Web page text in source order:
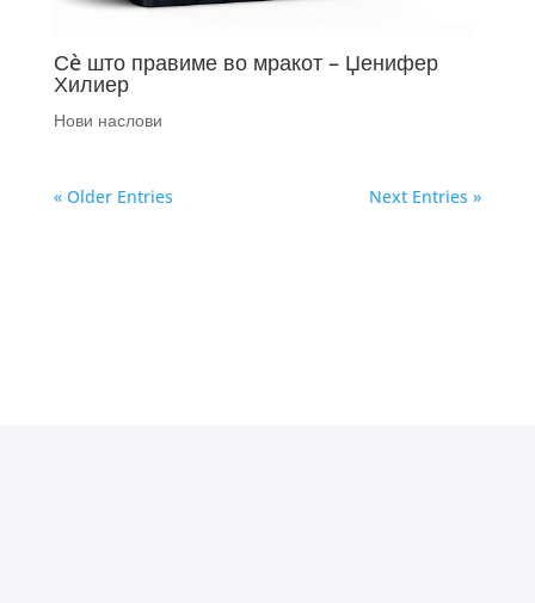
Сè што правиме во мракот – Џенифер
Хилиер
Нови наслови
« Older Entries Next Entries »